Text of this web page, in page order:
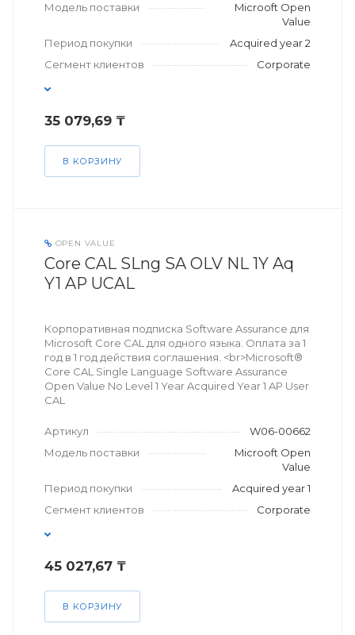
Модель поставки
Microoft Open
Value
Период покупки
Acquired year 2
Сегмент клиентов
Corporate
35 079,69 ₸
В КОРЗИНУ
OPEN VALUE
Core CAL SLng SA OLV NL 1Y Aq
Y1 AP UCAL
Корпоративная подписка Software Assurance для
Microsoft Core CAL для одного языка. Оплата за 1
год в 1 год действия соглашения. <br>Microsoft®
Core CAL Single Language Software Assurance
Open Value No Level 1 Year Acquired Year 1 AP User
CAL
Артикул
W06-00662
Модель поставки
Microoft Open
Value
Период покупки
Acquired year 1
Сегмент клиентов
Corporate
45 027,67 ₸
В КОРЗИНУ